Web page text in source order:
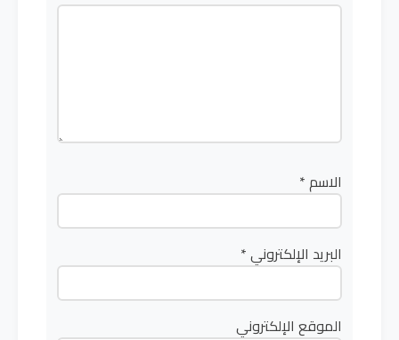
الاسم*
البريد الإلكتروني*
الموقع الإلكتروني